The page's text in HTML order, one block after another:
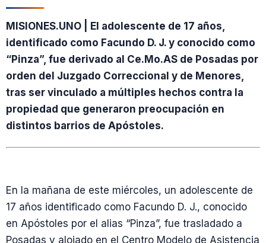
MISIONES.UNO | El adolescente de 17 años,
identificado como Facundo D. J. y conocido como
“Pinza”, fue derivado al Ce.Mo.AS de Posadas por
orden del Juzgado Correccional y de Menores,
tras ser vinculado a múltiples hechos contra la
propiedad que generaron preocupación en
distintos barrios de Apóstoles.
En la mañana de este miércoles, un adolescente de
17 años identificado como Facundo D. J., conocido
en Apóstoles por el alias “Pinza”, fue trasladado a
Posadas y alojado en el Centro Modelo de Asistencia